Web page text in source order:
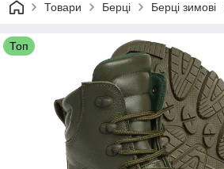
Товари Берці Берці зимові
Топ